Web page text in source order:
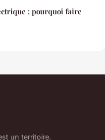
: pourquoi faire
un territoire.